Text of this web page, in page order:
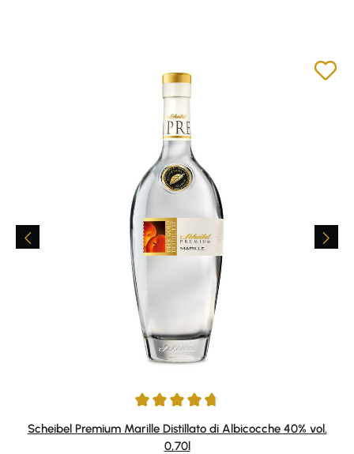
Average rating of 4.65 out of 5 stars
Scheibel Premium Marille Distillato di Albicocche 40% vol.
0,70l